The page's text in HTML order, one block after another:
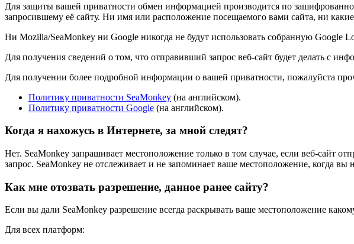
Для защиты вашей приватности обмен информацией производится по
запросившему её сайту. Ни имя или расположение посещаемого вами сайта, ни
Ни Mozilla/SeaMonkey ни Google никогда не будут использовать собранную
Для получения сведений о том, что отправивший запрос веб-сайт будет делать с
Для получении более подробной информации о вашей приватности, пожалуйста
Политику приватности SeaMonkey (на английском).
Политику приватности Google (на английском).
Когда я нахожусь в Интернете, за мной следят?
Нет. SeaMonkey запрашивает местоположение только в том случае, если веб-сайт
запрос. SeaMonkey не отслеживает и не запоминает ваше местоположение, когда вы
Как мне отозвать разрешение, данное ранее сайту?
Если вы дали SeaMonkey разрешение всегда раскрывать ваше местоположение
Для всех платформ: